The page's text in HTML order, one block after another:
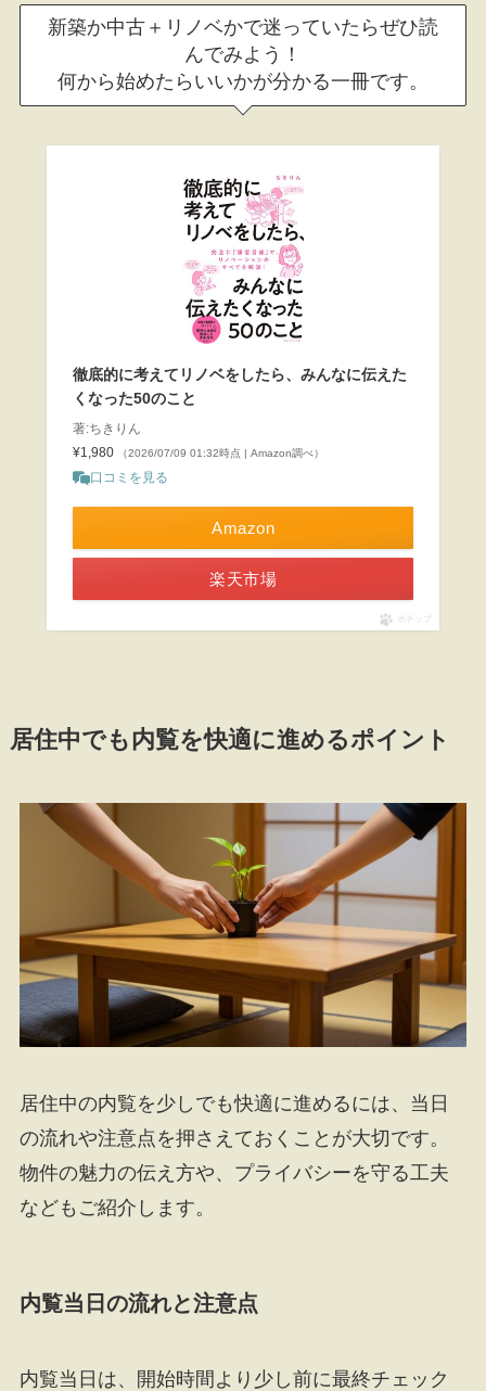
新築か中古＋リノベかで迷っていたらぜひ読
んでみよう！
何から始めたらいいかが分かる一冊です。
徹底的に考えてリノベをしたら、みんなに伝えた
くなった50のこと
著:ちきりん
¥1,980
（2026/07/09 01:32時点 | Amazon調べ）
口コミを見る
Amazon
楽天市場
ポチップ
居住中でも内覧を快適に進めるポイント
居住中の内覧を少しでも快適に進めるには、当日
の流れや注意点を押さえておくことが大切です。
物件の魅力の伝え方や、プライバシーを守る工夫
などもご紹介します。
内覧当日の流れと注意点
内覧当日は、開始時間より少し前に最終チェック